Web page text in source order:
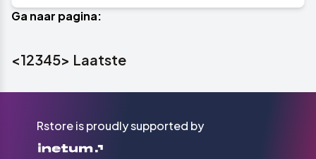
Ga naar pagina:
<12345> Laatste
Rstore is proudly supported by